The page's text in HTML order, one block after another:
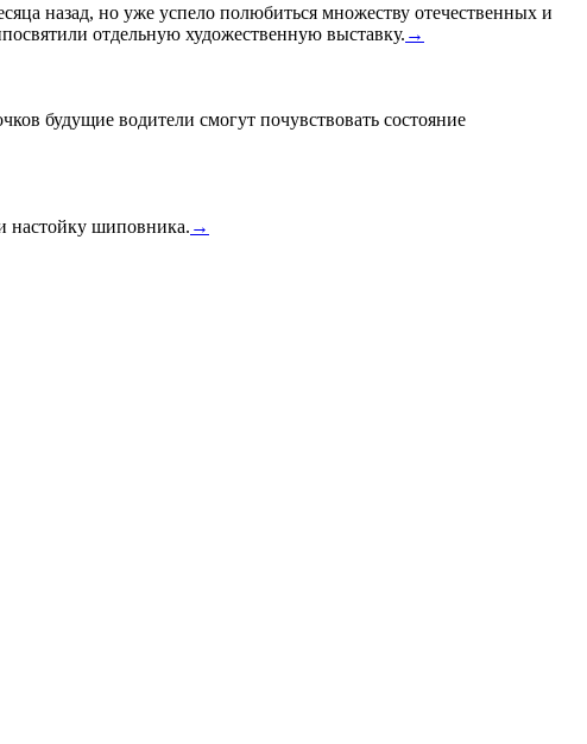
назад, но уже успело полюбиться множеству отечественных и
отдельную художественную выставку. →
будущие водители смогут почувствовать состояние
настойку шиповника. →